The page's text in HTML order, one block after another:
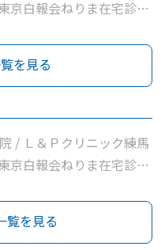
医療法人社団輝恭会いし
小林内科クリニック / 医
/ 医療法人社団蒼生会高
光が丘クリニック / 光が
ック / 医療法人社団清栄
社団誠信会わかばクリニ
京白報会ねりま在宅診療
会桑名医院 / 医療法人社
益社団法人地域医療振興
団健寿の樹きくかわクリ
医療法人社団金谷クリニ
児科内科クリニック / 練
医療法人社団輝恭会いし
小林内科クリニック / 医
/ 医療法人社団蒼生会高
を見る
/ Ｌ＆Ｐクリニック練馬
京白報会ねりま在宅診療
会桑名医院 / 医療法人社
益社団法人地域医療振興
覧を見る